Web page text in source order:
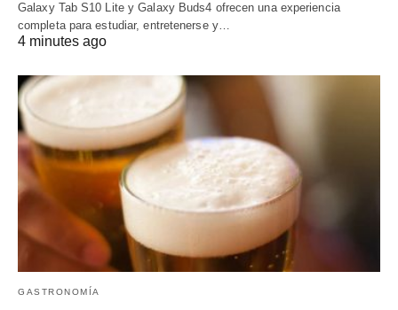
Galaxy Tab S10 Lite y Galaxy Buds4 ofrecen una experiencia
completa para estudiar, entretenerse y…
4 minutes ago
GASTRONOMÍA